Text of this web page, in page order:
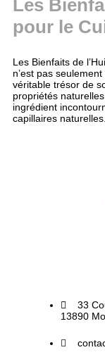
Les
pour le
Les Bienfaits de
n’est pas
véritable trésor de
propriétés
ingrédient
capillaires naturelles.
33
13890